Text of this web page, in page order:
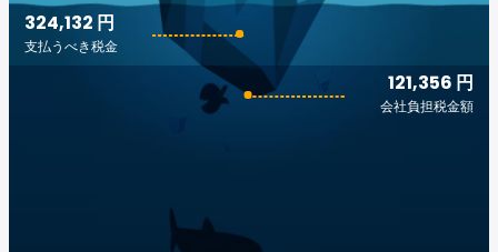
121,356 円
会社負担税金額
324,132 円
支払うべき税金